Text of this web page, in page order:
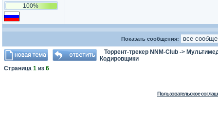
100%
Показать сообщения:
Торрент-трекер NNM-Club ->
Кодировщики
Страница 1 из 6
Пользовательское